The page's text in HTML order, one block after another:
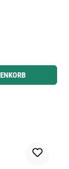
um die Anzahl zu